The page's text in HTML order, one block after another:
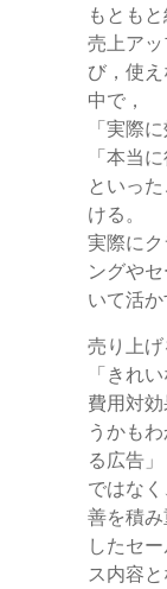
もとも
売上ア
び，使
中で，
「実際
「本当
といっ
ける。
実際に
ングや
いて活か
売り上
「きれ
費用対
うかも
る広告」
ではな
善を積
したセ
ス内容と